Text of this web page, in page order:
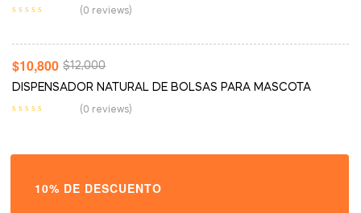
(0 reviews)
-10% $12,000
$10,800
DISPENSADOR NATURAL DE BOLSAS PARA MASCOTA
(0 reviews)
10% DE DESCUENTO